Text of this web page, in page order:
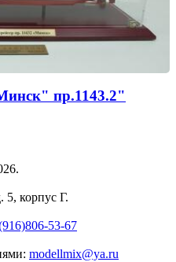
пр.1143.2"
5, корпус Г.
53-67
modellmix@ya.ru